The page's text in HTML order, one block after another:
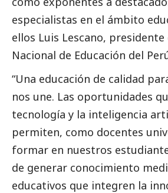
especialistas en el ámbito
ellos Luis Lescano, presidente
Nacional de Educación del
“Una educación de calidad
nos une. Las oportunidades
tecnología y la inteligencia
permiten, como docentes
formar en nuestros
de generar conocimiento
educativos que integren la